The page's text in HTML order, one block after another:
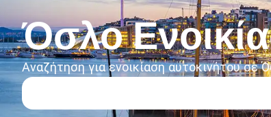
Όσλο
Αναζήτηση για ενοικίαση αυτοκινήτου σε